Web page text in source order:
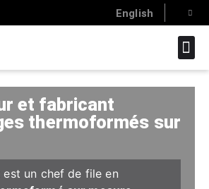
English
et fabricant
thermoformés sur
est un chef de file en